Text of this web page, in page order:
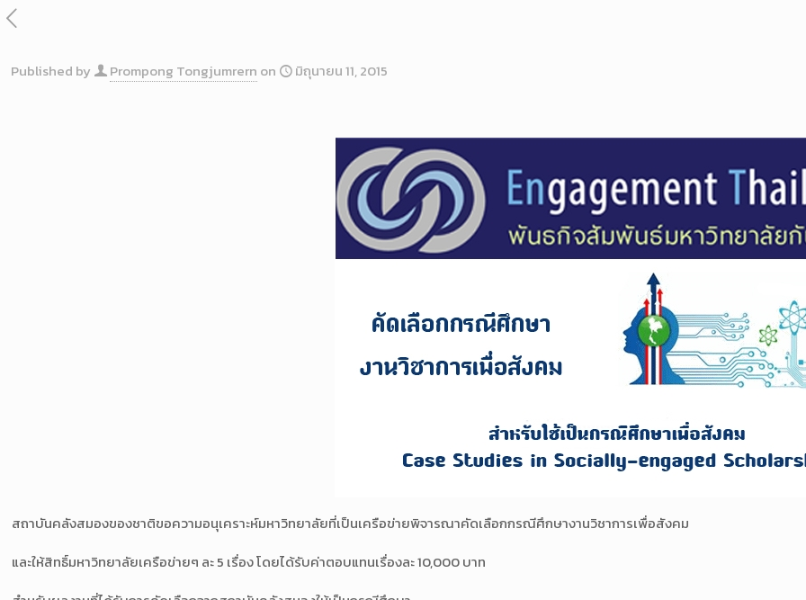
Published by Prompong Tongjumrern on มิถุนายน 11, 2015
สถาบันคลังสมองของชาติขอความอนุเคราะห์มหาวิทยาลัยที่เป็นเครือข่ายพิจารณาคัดเลือกกรณีศึกษางานวิชาการเพื่อสังคม
และให้สิทธิ์มหาวิทยาลัยเครือข่ายๆ ละ 5 เรื่อง โดยได้รับค่าตอบแทนเรื่องละ 10,000 บาท